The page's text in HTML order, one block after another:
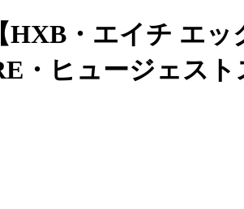
・エイチ エ
・ヒュージェスト